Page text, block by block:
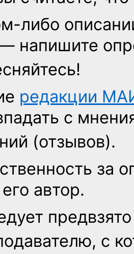
либо
напишите
редакции
с
(отзывов).
за
автор.
с